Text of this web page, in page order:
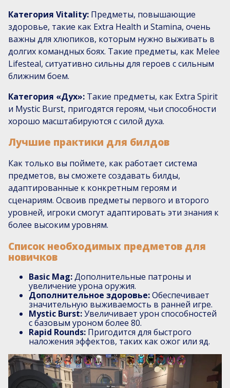
Категория Vitality: Предметы, повышающие
здоровье, такие как Extra Health и Stamina, очень
важны для хлюпиков, которым нужно выживать в
долгих командных боях. Такие предметы, как Melee
Lifesteal, ситуативно сильны для героев с сильным
ближним боем.
Категория «Дух»: Такие предметы, как Extra Spirit
и Mystic Burst, пригодятся героям, чьи способности
хорошо масштабируются с силой духа.
Лучшие практики для билдов
Как только вы поймете, как работает система
предметов, вы сможете создавать билды,
адаптированные к конкретным героям и
сценариям. Освоив предметы первого и второго
уровней, игроки смогут адаптировать эти знания к
более высоким уровням.
Список необходимых предметов для
новичков
Basic Mag:Дополнительные патроны и
увеличение урона оружия.
Дополнительное здоровье:Обеспечивает
значительную выживаемость в ранней игре.
Mystic Burst:Увеличивает урон способностей
с базовым уроном более 80.
Rapid Rounds: Пригодится для быстрого
наложения эффектов, таких как ожог или яд.